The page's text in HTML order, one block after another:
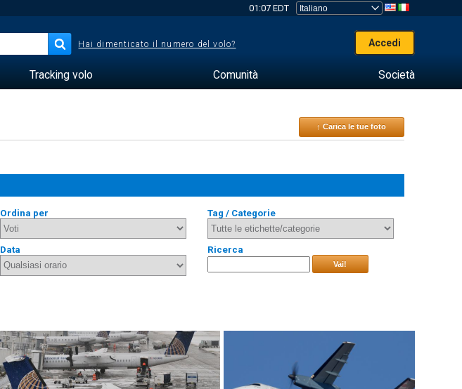
01:07 EDT
Hai dimenticato il numero del volo? Accedi
Tracking volo Comunità Società
↑ Carica le tue foto
Ordina per Tag / Categorie
Data Ricerca
Vai!